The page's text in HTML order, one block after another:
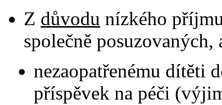
Z důvodu nízkého
společně posuzovaných,
nezaopatřenému dítěti
příspěvek na péči